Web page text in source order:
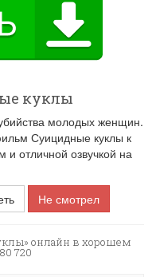
куклы
молодых женщин.
Суицидные куклы к
отличной озвучкой на
Не смотрел
онлайн в хорошем
720